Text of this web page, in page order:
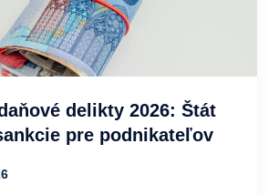
delikty 2026: Štát
pre podnikateľov